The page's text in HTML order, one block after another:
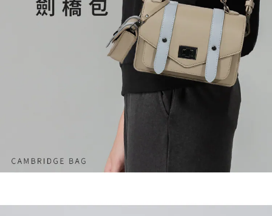
２．關於個人資料處理事宜，請瀏覽以下網址：
https://aftee.tw/terms/#terms3
３．未成年的使用者請事先徵得法定代理人或監護人之同意方可使用
「AFTEE先享後付」，若未經同意申辦者引起之損失，本公司不負相關責
４．使用「AFTEE先享後付」時，將依據個別帳號之用戶狀況，依本公司即
時審查核予不同之上限額度；若仍有額度不足之情形，本公司將視審查結果
５．嚴禁一人註冊多個帳號或使用他人資訊註冊。若發現惡意使用之情形，
恩沛科技股份有限公司將有權停止該用戶之使用額度並採取法律行動。